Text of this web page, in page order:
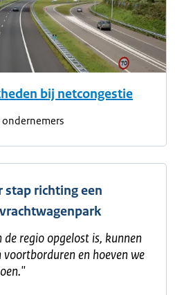
bij netcongestie
ondernemers
stap richting een
regio opgelost is, kunnen
en hoeven we
"